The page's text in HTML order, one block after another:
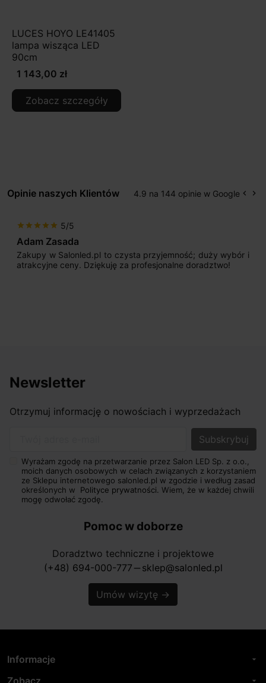
LUCES HOYO LE41405
lampa wisząca LED
90cm
1 143,00 zł
Zobacz szczegóły
Opinie naszych Klientów 4.9 na 144 opinie w Google keyboard_arrow_left keyboard_arrow_right
star star star star star 5/5
Adam Zasada
Zakupy w Salonled.pl to czysta przyjemność; duży wybór i
atrakcyjne ceny. Dziękuję za profesjonalne doradztwo!
Newsletter
Otrzymuj informację o nowościach i wyprzedażach
Wyrażam zgodę na przetwarzanie przez Salon LED Sp. z o.o.,
moich danych osobowych w celach związanych z korzystaniem
ze Sklepu internetowego salonled.pl w zgodzie i według zasad
określonych w Polityce prywatności. Wiem, że w każdej chwili
mogę odwołać zgodę.
Pomoc w doborze
Doradztwo techniczne i projektowe
(+48) 694-000-777 horizontal_rule sklep@salonled.pl
Umów wizytę →
Informacje arrow_drop_down
Zobacz arrow_drop_down